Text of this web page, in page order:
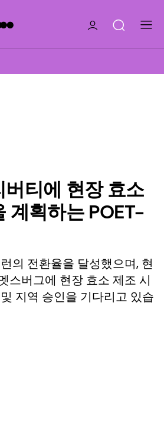
티에 현장 효소
계획하는 POET-
의 전환율을 달성했으며, 현
스버그에 현장 효소 제조 시
지역 승인을 기다리고 있습